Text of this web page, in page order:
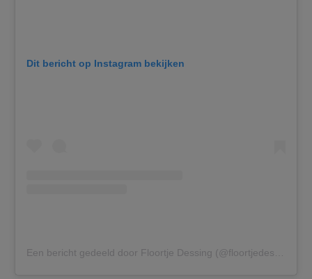
Dit bericht op Instagram bekijken